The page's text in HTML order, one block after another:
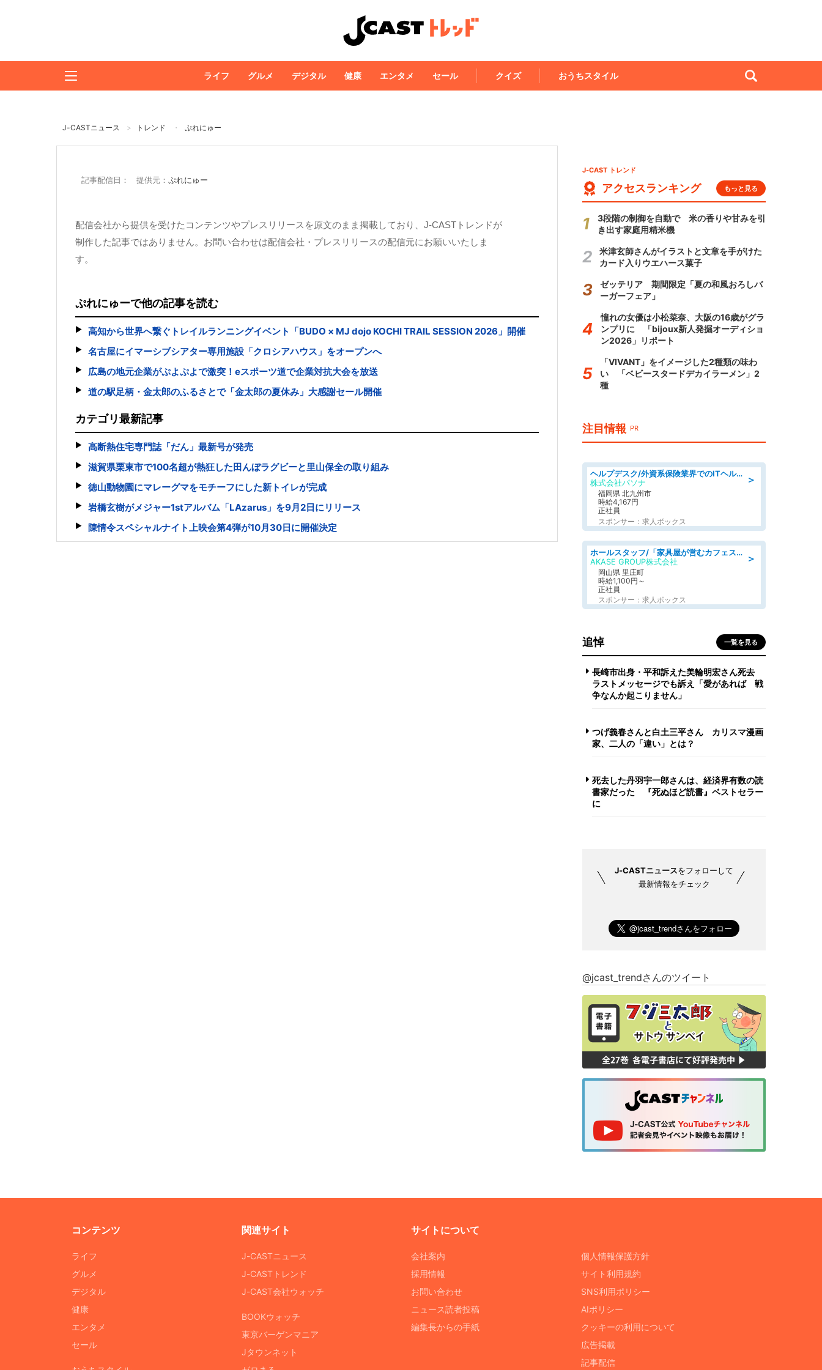
ライフ グルメ デジタル 健康 エンタメ セール クイズ おうちスタイル
J-CASTニュース トレンド ぷれにゅー
記事配信日： 提供元： ぷれにゅー
配信会社から提供を受けたコンテンツやプレスリリースを原文のまま掲載しており、J-CASTトレンドが
制作した記事ではありません。お問い合わせは配信会社・プレスリリースの配信元にお願いいたしま
す。
ぷれにゅーで他の記事を読む
高知から世界へ繋ぐトレイルランニングイベント「BUDO × MJ dojo KOCHI TRAIL SESSION 2026」開催
名古屋にイマーシブシアター専用施設「クロシアハウス」をオープンへ
広島の地元企業がぷよぷよで激突！eスポーツ道で企業対抗大会を放送
道の駅足柄・金太郎のふるさとで「金太郎の夏休み」大感謝セール開催
カテゴリ最新記事
高断熱住宅専門誌「だん」最新号が発売
滋賀県栗東市で100名超が熱狂した田んぼラグビーと里山保全の取り組み
徳山動物園にマレーグマをモチーフにした新トイレが完成
岩橋玄樹がメジャー1stアルバム「LAzarus」を9月2日にリリース
陳情令スペシャルナイト上映会第4弾が10月30日に開催決定
J-CAST トレンド
アクセスランキング もっと見る
3段階の制御を自動で 米の香りや甘みを引
き出す家庭用精米機
米津玄師さんがイラストと文章を手がけた
カード入りウエハース菓子
ゼッテリア 期間限定「夏の和風おろしバ
ーガーフェア」
憧れの女優は小松菜奈、大阪の16歳がグラ
ンプリに 「bijoux新人発掘オーディショ
ン2026」リポート
「VIVANT」をイメージした2種類の味わ
い 「ベビースタードデカイラーメン」2
種
注目情報 PR
＞
ヘルプデスク/外資系保険業界でのITヘルプデスク業務/駅近/即日勤務可/ヘルプデスク
株式会社パソナ
福岡県 北九州市
時給4,167円
正社員
スポンサー：求人ボックス
＞
ホールスタッフ/「家具屋が営むカフェスタッフ!」週2日～OK!嬉しいまかない付き/岡山県/浅口郡里庄町
AKASE GROUP株式会社
岡山県 里庄町
時給1,100円～
正社員
スポンサー：求人ボックス
追悼 一覧を見る
長崎市出身・平和訴えた美輪明宏さん死去
ラストメッセージでも訴え「愛があれば 戦
争なんか起こりません」
つげ義春さんと白土三平さん カリスマ漫画
家、二人の「違い」とは？
死去した丹羽宇一郎さんは、経済界有数の読
書家だった 『死ぬほど読書』ベストセラー
に
J-CASTニュースをフォローして
最新情報をチェック
@jcast_trendさんのツイート
コンテンツ
ライフ
グルメ
デジタル
健康
エンタメ
セール
関連サイト
J-CASTニュース
J-CASTトレンド
J-CAST会社ウォッチ
BOOKウォッチ
東京バーゲンマニア
Jタウンネット
サイトについて
会社案内
採用情報
お問い合わせ
ニュース読者投稿
編集長からの手紙
個人情報保護方針
サイト利用規約
SNS利用ポリシー
AIポリシー
クッキーの利用について
広告掲載
記事配信